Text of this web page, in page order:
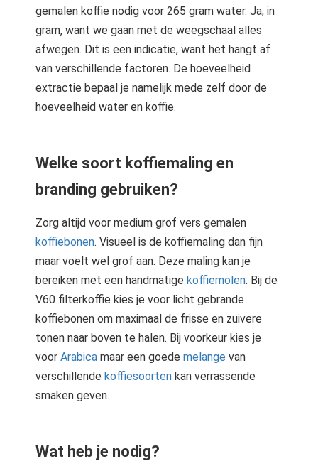
gemalen koffie nodig voor 265 gram water. Ja, in
gram, want we gaan met de weegschaal alles
afwegen. Dit is een indicatie, want het hangt af
van verschillende factoren. De hoeveelheid
extractie bepaal je namelijk mede zelf door de
hoeveelheid water en koffie.
Welke soort koffiemaling en
branding gebruiken?
Zorg altijd voor medium grof vers gemalen
koffiebonen. Visueel is de koffiemaling dan fijn
maar voelt wel grof aan. Deze maling kan je
bereiken met een handmatige koffiemolen. Bij de
V60 filterkoffie kies je voor licht gebrande
koffiebonen om maximaal de frisse en zuivere
tonen naar boven te halen. Bij voorkeur kies je
voor Arabica maar een goede melange van
verschillende koffiesoorten kan verrassende
smaken geven.
Wat heb je nodig?